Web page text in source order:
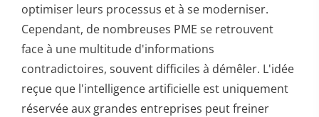
optimiser leurs processus et à se moderniser.
Cependant, de nombreuses PME se retrouvent
face à une multitude d'informations
contradictoires, souvent difficiles à démêler. L'idée
reçue que l'intelligence artificielle est uniquement
réservée aux grandes entreprises peut freiner